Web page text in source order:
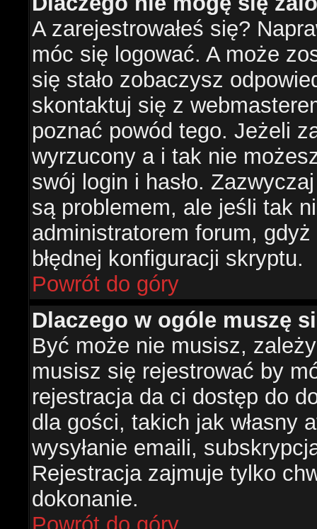
A zarejestrowałeś się?
móc się logować. A może
się stało zobaczysz
skontaktuj się z
poznać powód tego. Jeżeli
wyrzucony a i tak nie
swój login i hasło.
są problemem, ale jeśli tak
administratorem forum,
błędnej konfiguracji skryptu.
Powrót do góry
Dlaczego w ogóle muszę
Być może nie musisz,
musisz się rejestrować by
rejestracja da ci dostęp do
dla gości, takich jak własny
wysyłanie emaili,
Rejestracja zajmuje tylko
dokonanie.